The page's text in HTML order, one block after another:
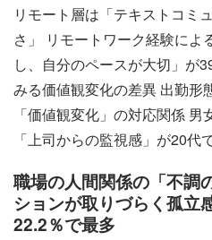
リモート層は「テキストコミ
さ」 リモートワーク経験によ
し、自分のペースが大切」が
みる価値観変化の差異 出勤形
「価値観変化」の対応関係 男
「上司からの監視感」が20代
職場の人間関係の「不調
ションが取りづらく孤立
22.2％で最多